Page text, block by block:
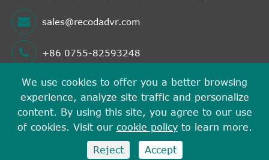
sales@recodadvr.com
+86 0755-82593248
Copyright©Shenzhen RECODA Technologies Limited
Tutti i diritti riservati.
We use cookies to offer you a better browsing
experience, analyze site traffic and personalize
content. By using this site, you agree to our use
of cookies. Visit our cookie policyto learn more.
Reject Accept